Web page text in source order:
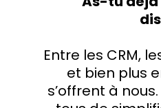
Entre les CRM,
et bien plus
s’offrent à